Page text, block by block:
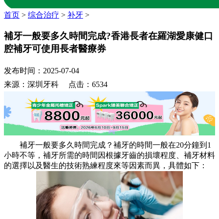
首页 > 综合治疗 > 补牙 >
補牙一般要多久時間完成?香港長者在羅湖愛康健口
腔補牙可使用長者醫療券
发布时间：2025-07-04
来源：深圳牙科 点击：6534
補牙一般要多久時間完成？補牙的時間一般在20分鐘到1
小時不等，補牙所需的時間因根據牙齒的損壞程度、補牙材料
的選擇以及醫生的技術熟練程度來等因素而異，具體如下：